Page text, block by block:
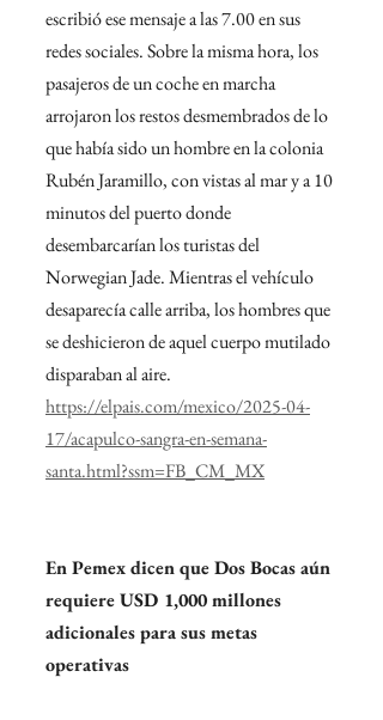
escribió ese mensaje a las 7.00 en sus
redes sociales. Sobre la misma hora, los
pasajeros de un coche en marcha
arrojaron los restos desmembrados de lo
que había sido un hombre en la colonia
Rubén Jaramillo, con vistas al mar y a 10
minutos del puerto donde
desembarcarían los turistas del
Norwegian Jade. Mientras el vehículo
desaparecía calle arriba, los hombres que
se deshicieron de aquel cuerpo mutilado
disparaban al aire.
https://elpais.com/mexico/2025-04-
17/acapulco-sangra-en-semana-
santa.html?ssm=FB_CM_MX
En Pemex dicen que Dos Bocas aún
requiere USD 1,000 millones
adicionales para sus metas
operativas